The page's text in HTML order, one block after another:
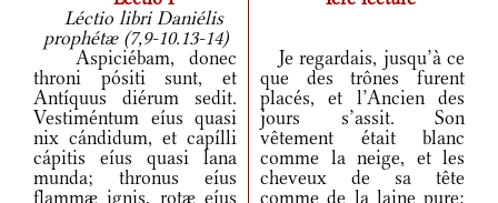
Léctio libri Daniélis
prophétæ (7,9-10.13-14)
Aspiciébam, donec
throni pósiti sunt, et
Antíquus diérum sedit.
Vestiméntum eíus quasi
nix cándidum, et capílli
cápitis eíus quasi lana
munda; thronus eíus
flammæ ignis, rotæ eíus
Je regardais, jusqu’à ce
que des trônes furent
placés, et l’Ancien des
jours s’assit. Son
vêtement était blanc
comme la neige, et les
cheveux de sa tête
comme de la laine pure;